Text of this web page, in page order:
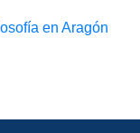
en Aragón